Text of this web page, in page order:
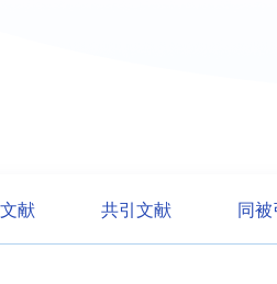
献 共引文献 同